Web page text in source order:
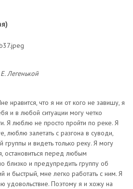
Легенькой
нравится, что я ни от кого не завишу, я
и в любой ситуации могу четко
Я люблю не просто пройти по реке. Я
люблю залетать с разгона в суводи,
и видеть только реку. Я могу
остановиться перед любым
близко и предупредить группу об
и быстрый, мне легко работать с ним. Я
удовольствие. Поэтому я и хожу на